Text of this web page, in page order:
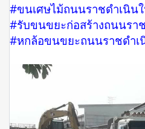
#ขนเศษไม้ถนนราชดำเนิน
#รับขนขยะก่อสร้างถนนรา
#หกล้อขนขยะถนนราชดำเ